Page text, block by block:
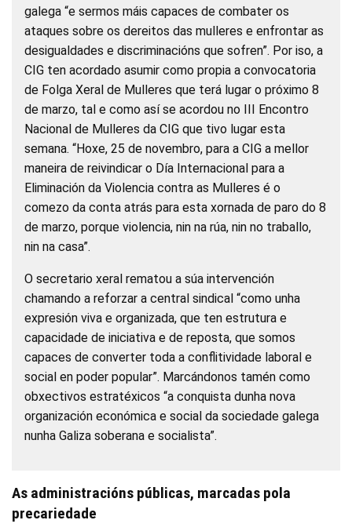
galega “e sermos máis capaces de combater os
ataques sobre os dereitos das mulleres e enfrontar as
desigualdades e discriminacións que sofren”. Por iso, a
CIG ten acordado asumir como propia a convocatoria
de Folga Xeral de Mulleres que terá lugar o próximo 8
de marzo, tal e como así se acordou no III Encontro
Nacional de Mulleres da CIG que tivo lugar esta
semana. “Hoxe, 25 de novembro, para a CIG a mellor
maneira de reivindicar o Día Internacional para a
Eliminación da Violencia contra as Mulleres é o
comezo da conta atrás para esta xornada de paro do 8
de marzo, porque violencia, nin na rúa, nin no traballo,
nin na casa”.
O secretario xeral rematou a súa intervención
chamando a reforzar a central sindical “como unha
expresión viva e organizada, que ten estrutura e
capacidade de iniciativa e de reposta, que somos
capaces de converter toda a conflitividade laboral e
social en poder popular”. Marcándonos tamén como
obxectivos estratéxicos “a conquista dunha nova
organización económica e social da sociedade galega
nunha Galiza soberana e socialista”.
As administracións públicas, marcadas pola
precariedade